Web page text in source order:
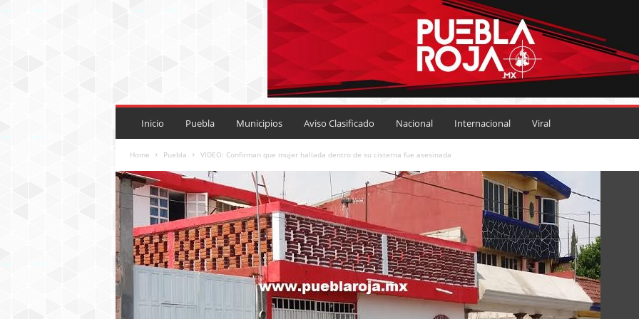
P
A
R
O
J
A
.
M
X
Inicio Puebla Municipios Aviso Clasificado Nacional Internacional Viral
Home Puebla VIDEO: Confirman que mujer hallada dentro de su cisterna fue asesinada